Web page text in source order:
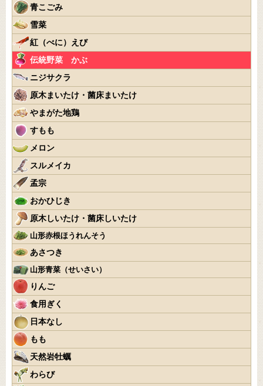
青こごみ
雪菜
紅（べに）えび
伝統野菜 かぶ
ニジサクラ
原木まいたけ・菌床まいたけ
やまがた地鶏
すもも
メロン
スルメイカ
孟宗
おかひじき
原木しいたけ・菌床しいたけ
山形赤根ほうれんそう
あさつき
山形青菜（せいさい）
りんご
食用ぎく
日本なし
もも
天然岩牡蠣
わらび